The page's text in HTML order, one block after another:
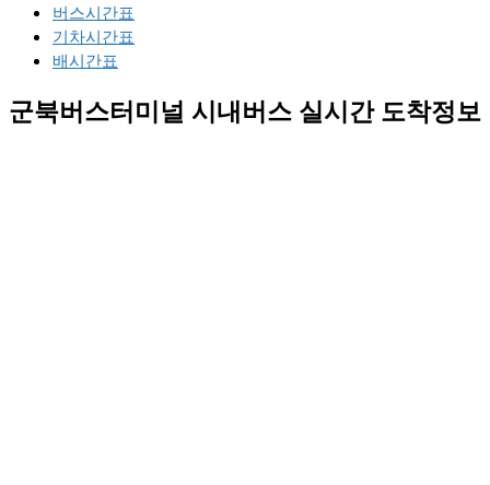
버스시간표
기차시간표
배시간표
군북버스터미널 시내버스 실시간 도착정보